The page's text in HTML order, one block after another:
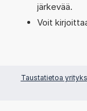
järkevää.
Voit
Taustatietoa